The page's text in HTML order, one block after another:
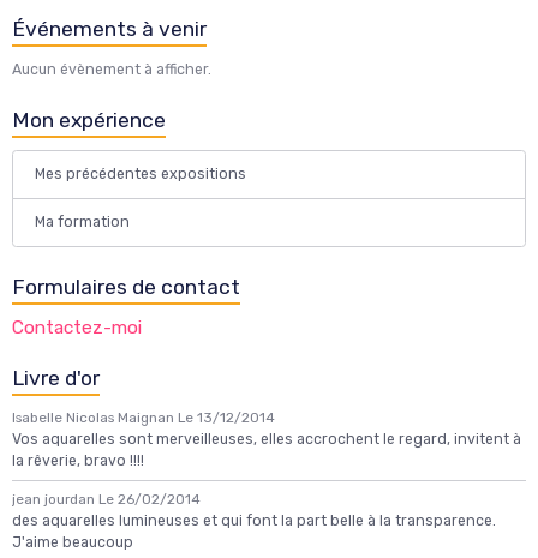
Événements à venir
Aucun évènement à afficher.
Mon expérience
Mes précédentes expositions
Ma formation
Formulaires de contact
Contactez-moi
Livre d'or
Isabelle Nicolas Maignan Le 13/12/2014
Vos aquarelles sont merveilleuses, elles accrochent le regard, invitent à
la rêverie, bravo !!!!
jean jourdan Le 26/02/2014
des aquarelles lumineuses et qui font la part belle à la transparence.
J'aime beaucoup